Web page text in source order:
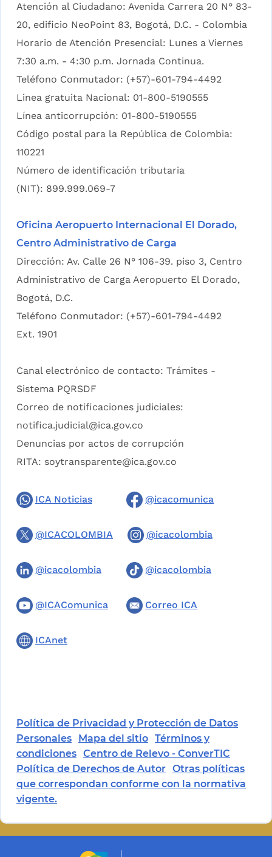
Atención al Ciudadano: Avenida Carrera 20 N° 83-
20, edificio NeoPoint 83, Bogotá, D.C. - Colombia
Horario de Atención Presencial: Lunes a Viernes
7:30 a.m. - 4:30 p.m. Jornada Continua.
Teléfono Conmutador: (+57)-601-794-4492
Linea gratuita Nacional: 01-800-5190555
Línea anticorrupción: 01-800-5190555
Código postal para la República de Colombia:
110221
Número de identificación tributaria
(NIT): 899.999.069-7
Oficina Aeropuerto Internacional El Dorado,
Centro Administrativo de Carga
Dirección: Av. Calle 26 N° 106-39. piso 3, Centro
Administrativo de Carga Aeropuerto El Dorado,
Bogotá, D.C.
Teléfono Conmutador: (+57)-601-794-4492
Ext. 1901
Canal electrónico de contacto: Trámites -
Sistema PQRSDF
Correo de notificaciones judiciales:
notifica.judicial@ica.gov.co
Denuncias por actos de corrupción
RITA: soytransparente@ica.gov.co
ICA Noticias @icacomunica
@ICACOLOMBIA @icacolombia
@icacolombia @icacolombia
@ICAComunica Correo ICA
ICAnet
Política de Privacidad y Protección de Datos
Personales
Mapa del sitio Términos y
condiciones Centro de Relevo - ConverTIC
Política de Derechos de Autor Otras políticas
que correspondan conforme con la normativa
vigente.